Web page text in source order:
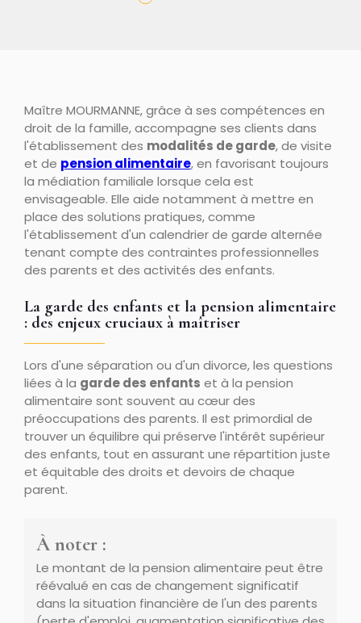
Maître MOURMANNE, grâce à ses compétences en
droit de la famille, accompagne ses clients dans
l'établissement des modalités de garde, de visite
et de pension alimentaire, en favorisant toujours
la médiation familiale lorsque cela est
envisageable. Elle aide notamment à mettre en
place des solutions pratiques, comme
l'établissement d'un calendrier de garde alternée
tenant compte des contraintes professionnelles
des parents et des activités des enfants.
La garde des enfants et la pension alimentaire
: des enjeux cruciaux à maîtriser
Lors d'une séparation ou d'un divorce, les questions
liées à la garde des enfants et à la pension
alimentaire sont souvent au cœur des
préoccupations des parents. Il est primordial de
trouver un équilibre qui préserve l'intérêt supérieur
des enfants, tout en assurant une répartition juste
et équitable des droits et devoirs de chaque
parent.
À noter :
Le montant de la pension alimentaire peut être
réévalué en cas de changement significatif
dans la situation financière de l'un des parents